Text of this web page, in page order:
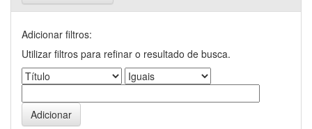
Adicionar filtros:
Utilizar filtros para refinar o resultado de busca.